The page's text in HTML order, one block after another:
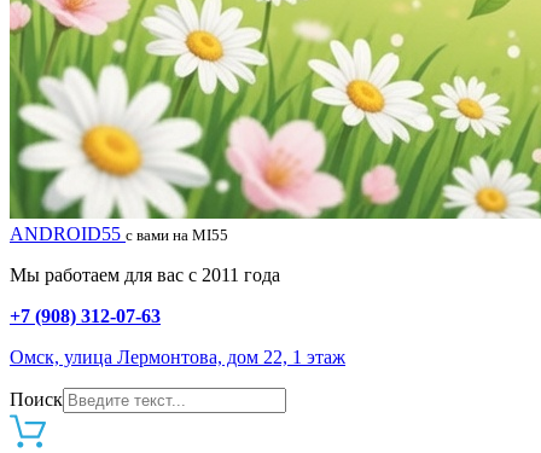
ANDROID55 с вами на MI55
Мы работаем для вас с 2011 года
+7 (908) 312-07-63
Омск, улица Лермонтова, дом 22, 1 этаж
Поиск